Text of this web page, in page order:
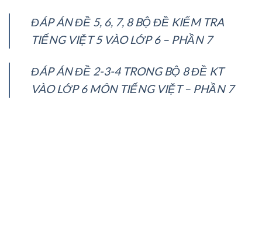
ĐÁP ÁN ĐỀ 5, 6, 7, 8 BỘ ĐỀ KIỂM TRA
TIẾNG VIỆT 5 VÀO LỚP 6 – PHẦN 7
ĐÁP ÁN ĐỀ 2-3-4 TRONG BỘ 8 ĐỀ KT
VÀO LỚP 6 MÔN TIẾNG VIỆT – PHẦN 7